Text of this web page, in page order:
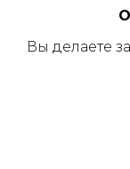
Вы делаете